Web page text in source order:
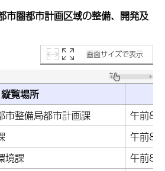
市圏都市計画区域の整備、開発及
画面サイズで表示
縦覧場所
市整備局都市計画課
午前8
午前8
境課
午前8